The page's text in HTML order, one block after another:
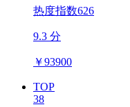
热度指数626
9.3 分
￥93900
TOP
38